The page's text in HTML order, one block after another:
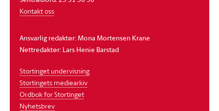
Kontakt oss
Ansvarlig redaktør: Mona Mortensen Krane
Nettredaktør: Lars Henie Barstad
Stortinget undervisning
Stortingets mediearkiv
Ordbok for Stortinget
Nyhetsbrev